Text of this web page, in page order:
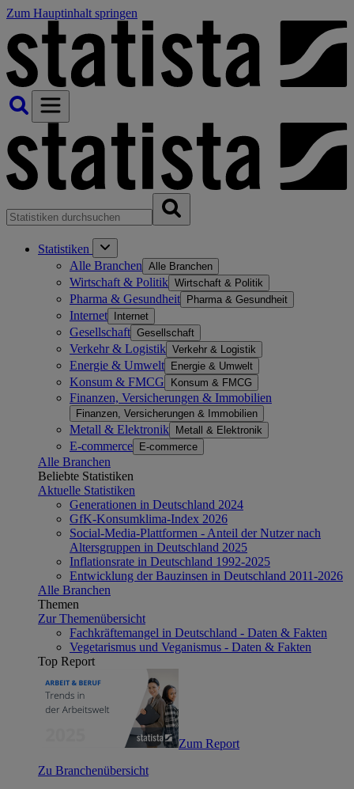
Zum Hauptinhalt springen
Statistiken
Alle Branchen Alle Branchen
Wirtschaft & Politik Wirtschaft & Politik
Pharma & Gesundheit Pharma & Gesundheit
Internet Internet
Gesellschaft Gesellschaft
Verkehr & Logistik Verkehr & Logistik
Energie & Umwelt Energie & Umwelt
Konsum & FMCG Konsum & FMCG
Finanzen, Versicherungen & Immobilien
Finanzen, Versicherungen & Immobilien
Metall & Elektronik Metall & Elektronik
E-commerce E-commerce
Alle Branchen
Beliebte Statistiken
Aktuelle Statistiken
Generationen in Deutschland 2024
GfK-Konsumklima-Index 2026
Social-Media-Plattformen - Anteil der Nutzer nach
Altersgruppen in Deutschland 2025
Inflationsrate in Deutschland 1992-2025
Entwicklung der Bauzinsen in Deutschland 2011-2026
Alle Branchen
Themen
Zur Themenübersicht
Fachkräftemangel in Deutschland - Daten & Fakten
Vegetarismus und Veganismus - Daten & Fakten
Top Report
Zum Report
Zu Branchenübersicht